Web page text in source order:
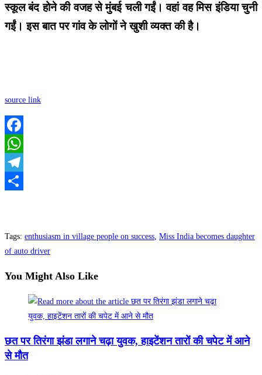
स्कूल बंद होने की वजह से मुंबई चली गईं। वहां वह मिस इंडिया चुनी
गईं। इस बात पर गांव के लोगों ने खुशी व्यक्त की है।
source link
Facebook
WhatsApp
Telegram
Tags: enthusiasm in village people on success Miss India becomes daughter
of auto driver
You Might Also Like
छत पर तिरंगा झंडा लगाने चढ़ा युवक, हाइटेंशन तारों की चपेट में आने
से मौत